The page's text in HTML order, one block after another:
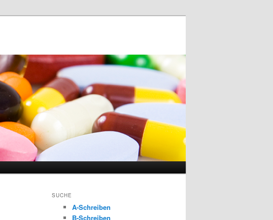
SUCHE
A-Schreiben
B-Schreiben